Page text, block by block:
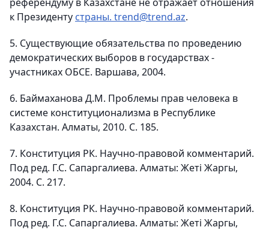
к Президенту страны. trend@trend.az.
5. Существующие обязательства по проведению
демократических выборов в государствах -
участниках ОБСЕ. Варшава, 2004.
6. Баймаханова Д.М. Проблемы прав человека в
системе конституционализма в Республике
Казахстан. Алматы, 2010. С. 185.
7. Конституция РК. Научно-правовой комментарий.
Под ред. Г.С. Сапаргалиева. Алматы: Жетi Жаргы,
2004. С. 217.
8. Конституция РК. Научно-правовой комментарий.
Под ред. Г.С. Сапаргалиева. Алматы: Жетi Жаргы,